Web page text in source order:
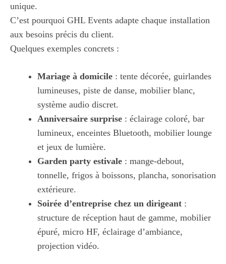
unique.
C’est pourquoi GHL Events adapte chaque installation
aux besoins précis du client.
Quelques exemples concrets :
Mariage à domicile : tente décorée, guirlandes
lumineuses, piste de danse, mobilier blanc,
système audio discret.
Anniversaire surprise : éclairage coloré, bar
lumineux, enceintes Bluetooth, mobilier lounge
et jeux de lumière.
Garden party estivale : mange-debout,
tonnelle, frigos à boissons, plancha, sonorisation
extérieure.
Soirée d’entreprise chez un dirigeant :
structure de réception haut de gamme, mobilier
épuré, micro HF, éclairage d’ambiance,
projection vidéo.